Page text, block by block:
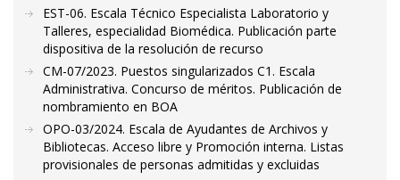
EST-06. Escala Técnico Especialista Laboratorio y
Talleres, especialidad Biomédica. Publicación parte
dispositiva de la resolución de recurso
CM-07/2023. Puestos singularizados C1. Escala
Administrativa. Concurso de méritos. Publicación de
nombramiento en BOA
OPO-03/2024. Escala de Ayudantes de Archivos y
Bibliotecas. Acceso libre y Promoción interna. Listas
provisionales de personas admitidas y excluidas